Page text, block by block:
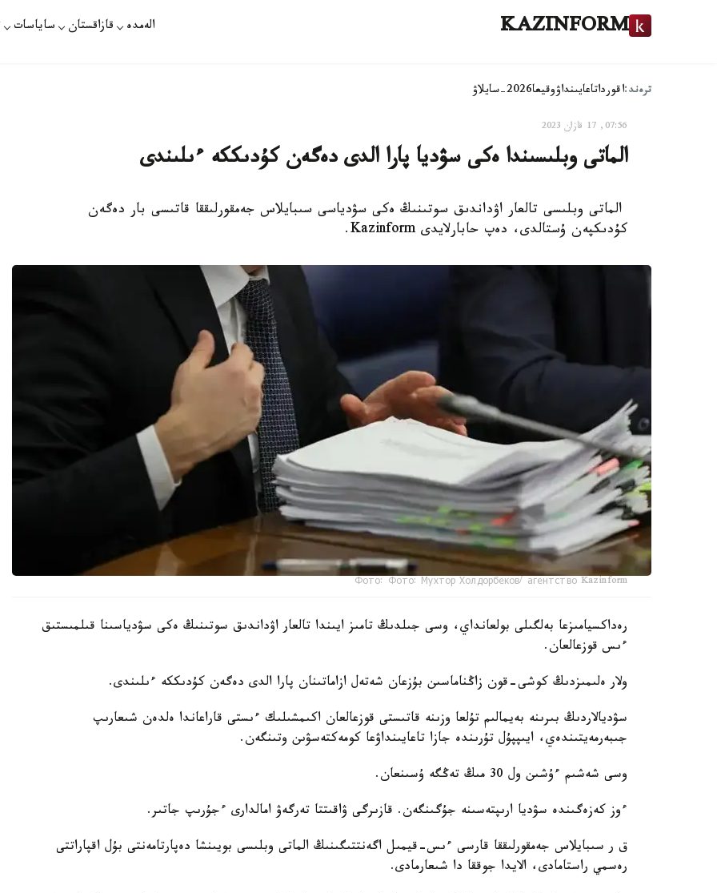
KAZINFORM الەمدە قازاقستان ساياسات
ترەند:اقورداتاعايىنداۋوقيعا2026-سايلاۋ
07:56, 17 قازان 2023
الماتى وبلىسىندا ەكى سۋديا پارا الدى دەگەن كۇدىككە ءىلىندى
الماتى وبلىسى تالعار اۋداندىق سوتىنىڭ ەكى سۋدياسى سىبايلاس جەمقورلىققا قاتىسى بار دەگەن
كۇدىكپەن ۇستالدى، دەپ حابارلايدى Kazinform.
Фото: Фото: Мухтор Холдорбеков/ агентство Kazinform
رەداكسيامىزعا بەلگىلى بولعانداي، وسى جىلدىڭ تامىز ايىندا تالعار اۋداندىق سوتىنىڭ ەكى سۋدياسىنا قىلمىستىق
ءىس قوزعالعان.
ولار ەلىمىزدىڭ كوشى-قون زاڭناماسىن بۇزعان شەتەل ازاماتىنان پارا الدى دەگەن كۇدىككە ءىلىندى.
سۋديالاردىڭ بىرىنە بەيمالىم تۇلعا وزىنە قاتىستى قوزعالعان اكىمشىلىك ءىستى قاراعاندا ەلدەن شىعارىپ
جىبەرمەيتىندەي، ايىپپۇل تۇرىندە جازا تاعايىنداۋعا كومەكتەسۋىن وتىنگەن.
وسى شەشىم ءۇشىن ول 30 مىڭ تەڭگە ۇسىنعان.
ءوز كەزەگىندە سۋديا ارىپتەسىنە جۇگىنگەن. قازىرگى ۋاقىتتا تەرگەۋ امالدارى ءجۇرىپ جاتىر.
ق ر سىبايلاس جەمقورلىققا قارسى ءىس-قيمىل اگەنتتىگىنىڭ الماتى وبلىسى بويىنشا دەپارتامەنتى بۇل اقپاراتتى
رەسمي راستامادى، الايدا جوققا دا شىعارمادى.